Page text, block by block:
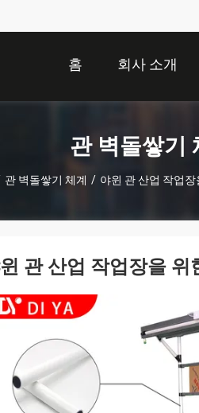
홈 회사 소개
관 벽돌쌓기
관 벽돌쌓기 체계 / 야윈 관 산업 작업
관 산업 작업장을 위